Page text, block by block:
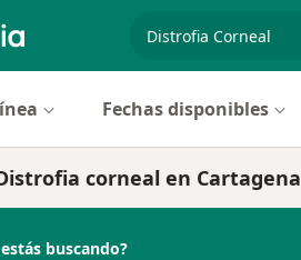
Fechas disponibles
corneal en Cartagena
buscando?